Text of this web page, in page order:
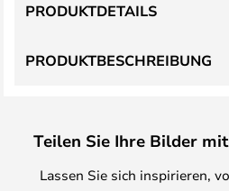
PRODUKTBESCHREIBUNG
PRODUKTDETAILS
Teilen Sie Ihre Bilder
Lassen Sie sich inspirieren,